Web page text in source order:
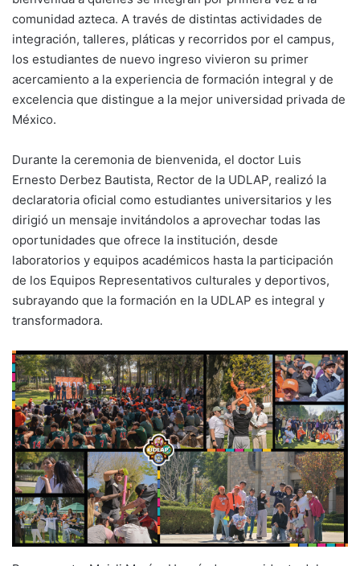
comunidad azteca. A través de distintas actividades de
integración, talleres, pláticas y recorridos por el campus,
los estudiantes de nuevo ingreso vivieron su primer
acercamiento a la experiencia de formación integral y de
excelencia que distingue a la mejor universidad privada de
México.
Durante la ceremonia de bienvenida, el doctor Luis
Ernesto Derbez Bautista, Rector de la UDLAP, realizó la
declaratoria oficial como estudiantes universitarios y les
dirigió un mensaje invitándolos a aprovechar todas las
oportunidades que ofrece la institución, desde
laboratorios y equipos académicos hasta la participación
de los Equipos Representativos culturales y deportivos,
subrayando que la formación en la UDLAP es integral y
transformadora.